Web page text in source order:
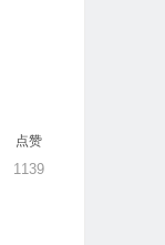
点赞
1139